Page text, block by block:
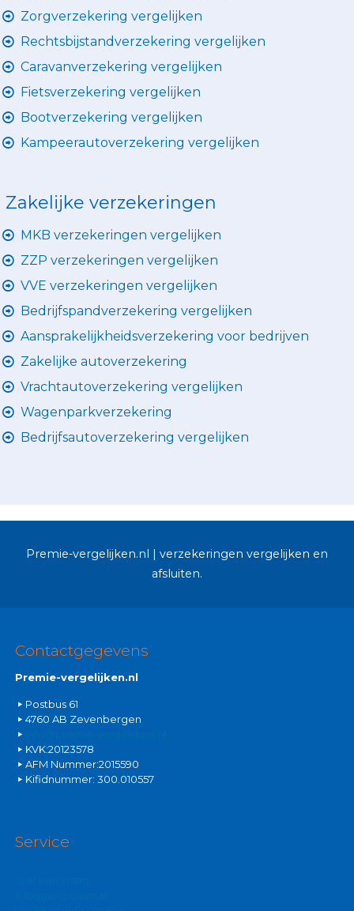
Zorgverzekering vergelijken
Rechtsbijstandverzekering vergelijken
Caravanverzekering vergelijken
Fietsverzekering vergelijken
Bootverzekering vergelijken
Kampeerautoverzekering vergelijken
Zakelijke verzekeringen
MKB verzekeringen vergelijken
ZZP verzekeringen vergelijken
VVE verzekeringen vergelijken
Bedrijfspandverzekering vergelijken
Aansprakelijkheidsverzekering voor bedrijven
Zakelijke autoverzekering
Vrachtautoverzekering vergelijken
Wagenparkverzekering
Bedrijfsautoverzekering vergelijken
Premie-vergelijken.nl | verzekeringen vergelijken en
afsluiten.
Contactgegevens
Premie-vergelijken.nl
Postbus 61
4760 AB Zevenbergen
KVK:20123578
AFM Nummer:2015590
Kifidnummer: 300.010557
Service